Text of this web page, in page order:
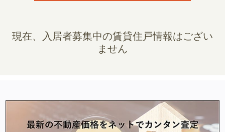
現在、入居者募集中の賃貸住戸情報はござい
ません